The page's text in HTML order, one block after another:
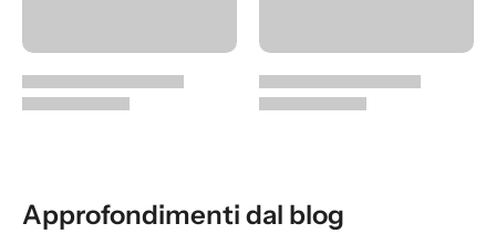
Approfondimenti dal blog